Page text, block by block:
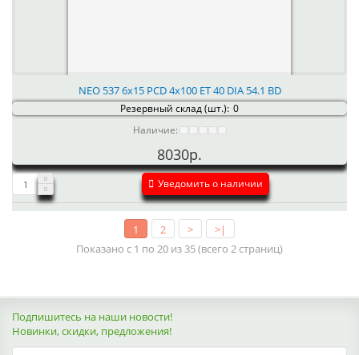
NEO 537 6x15 PCD 4x100 ET 40 DIA 54.1 BD
Резервный склад (шт.): 0
Наличие:
8030р.
Уведомить о наличии
1 2 >
>|
Показано с 1 по 20 из 35 (всего 2 страниц)
Подпишитесь на наши новости!
Новинки, скидки, предложения!